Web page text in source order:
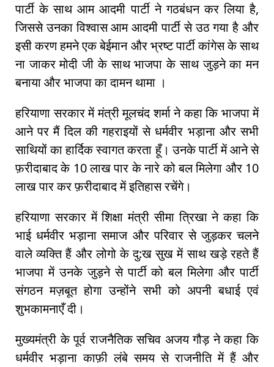
पार्टी के साथ आम आदमी पार्टी ने गठबंधन कर लिया है,
जिससे उनका विश्वास आम आदमी पार्टी से उठ गया है और
इसी करण हमने एक बेईमान और भ्रष्ट पार्टी कांगेस के साथ
ना जाकर मोदी जी के साथ भाजपा के साथ जुड़ने का मन
बनाया और भाजपा का दामन थामा ।
हरियाणा सरकार में मंत्री मूलचंद शर्मा ने कहा कि भाजपा में
आने पर मैं दिल की गहराइयों से धर्मवीर भड़ाना और सभी
साथियों का हार्दिक स्वागत करता हूँ। उनके पार्टी में आने से
फ़रीदाबाद के 10 लाख पार के नारे को बल मिलेगा और 10
लाख पार कर फ़रीदाबाद में इतिहास रचेंगे।
हरियाणा सरकार में शिक्षा मंत्री सीमा त्रिखा ने कहा कि
भाई धर्मवीर भड़ाना समाज और परिवार से जुड़कर चलने
वाले व्यक्ति हैं और लोगो के दु:ख सुख में साथ खड़े रहते हैं
भाजपा में उनके जुड़ने से पार्टी को बल मिलेगा और पार्टी
संगठन मज़बूत होगा उन्होंने सभी को अपनी बधाई एवं
शुभकामनाएँ दी।
मुख्यमंत्री के पूर्व राजनैतिक सचिव अजय गौड़ ने कहा कि
धर्मवीर भड़ाना काफ़ी लंबे समय से राजनीति में हैं और